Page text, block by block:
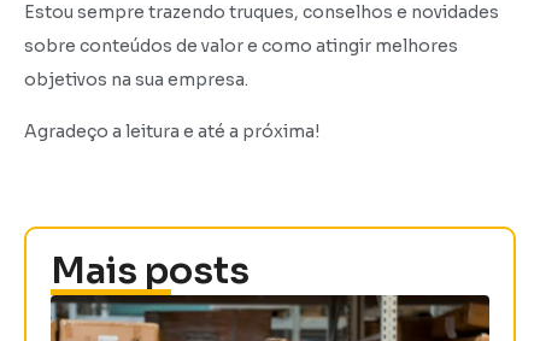
Estou sempre trazendo truques, conselhos e novidades
sobre conteúdos de valor e como atingir melhores
objetivos na sua empresa.
Agradeço a leitura e até a próxima!
Mais posts